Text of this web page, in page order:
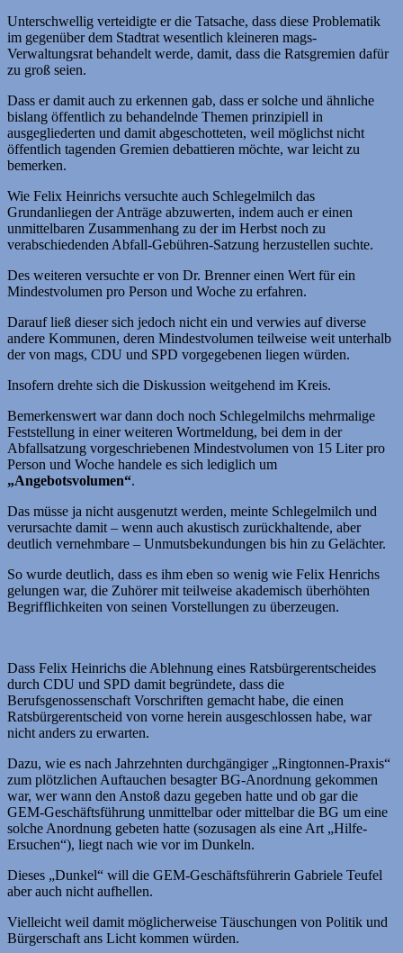
Unterschwellig verteidigte er die Tatsache, dass diese Problematik
im gegenüber dem Stadtrat wesentlich kleineren mags-
Verwaltungsrat behandelt werde, damit, dass die Ratsgremien dafür
zu groß seien.
Dass er damit auch zu erkennen gab, dass er solche und ähnliche
bislang öffentlich zu behandelnde Themen prinzipiell in
ausgegliederten und damit abgeschotteten, weil möglichst nicht
öffentlich tagenden Gremien debattieren möchte, war leicht zu
bemerken.
Wie Felix Heinrichs versuchte auch Schlegelmilch das
Grundanliegen der Anträge abzuwerten, indem auch er einen
unmittelbaren Zusammenhang zu der im Herbst noch zu
verabschiedenden Abfall-Gebühren-Satzung herzustellen suchte.
Des weiteren versuchte er von Dr. Brenner einen Wert für ein
Mindestvolumen pro Person und Woche zu erfahren.
Darauf ließ dieser sich jedoch nicht ein und verwies auf diverse
andere Kommunen, deren Mindestvolumen teilweise weit unterhalb
der von mags, CDU und SPD vorgegebenen liegen würden.
Insofern drehte sich die Diskussion weitgehend im Kreis.
Bemerkenswert war dann doch noch Schlegelmilchs mehrmalige
Feststellung in einer weiteren Wortmeldung, bei dem in der
Abfallsatzung vorgeschriebenen Mindestvolumen von 15 Liter pro
Person und Woche handele es sich lediglich um
„Angebotsvolumen“.
Das müsse ja nicht ausgenutzt werden, meinte Schlegelmilch und
verursachte damit – wenn auch akustisch zurückhaltende, aber
deutlich vernehmbare – Unmutsbekundungen bis hin zu Gelächter.
So wurde deutlich, dass es ihm eben so wenig wie Felix Henrichs
gelungen war, die Zuhörer mit teilweise akademisch überhöhten
Begrifflichkeiten von seinen Vorstellungen zu überzeugen.
Dass Felix Heinrichs die Ablehnung eines Ratsbürgerentscheides
durch CDU und SPD damit begründete, dass die
Berufsgenossenschaft Vorschriften gemacht habe, die einen
Ratsbürgerentscheid von vorne herein ausgeschlossen habe, war
nicht anders zu erwarten.
Dazu, wie es nach Jahrzehnten durchgängiger „Ringtonnen-Praxis“
zum plötzlichen Auftauchen besagter BG-Anordnung gekommen
war, wer wann den Anstoß dazu gegeben hatte und ob gar die
GEM-Geschäftsführung unmittelbar oder mittelbar die BG um eine
solche Anordnung gebeten hatte (sozusagen als eine Art „Hilfe-
Ersuchen“), liegt nach wie vor im Dunkeln.
Dieses „Dunkel“ will die GEM-Geschäftsführerin Gabriele Teufel
aber auch nicht aufhellen.
Vielleicht weil damit möglicherweise Täuschungen von Politik und
Bürgerschaft ans Licht kommen würden.